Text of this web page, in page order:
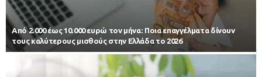
Από 2.000 έως 10.000 ευρώ τον μήνα: Ποια επαγγέλματα δίνουν
τους καλύτερους μισθούς στην Ελλάδα το 2026